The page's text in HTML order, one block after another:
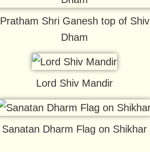
Pratham Shri Ganesh top of Shiv
Dham
Lord Shiv Mandir
Sanatan Dharm Flag on Shikhar